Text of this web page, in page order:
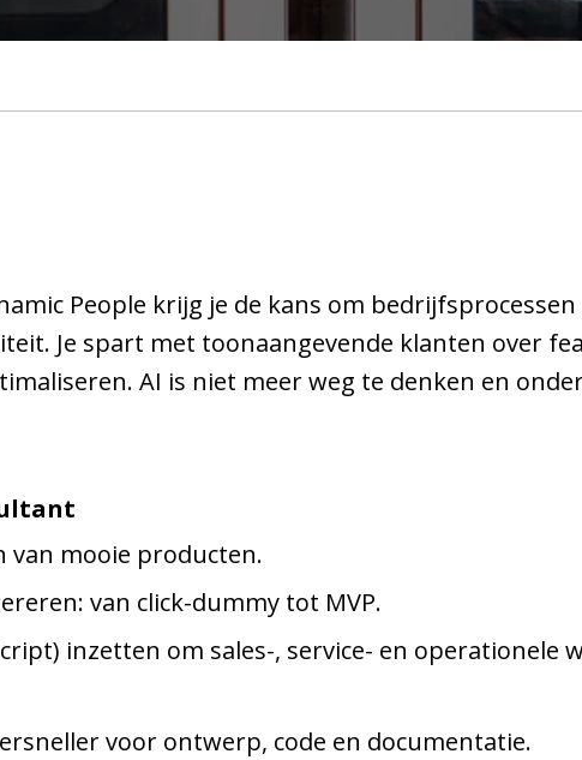
People krijg je de kans om
Je spart met toonaangevende klanten over
AI is niet meer weg te denken en
van mooie producten.
van click-dummy tot MVP.
inzetten om sales-, service- en operationele
voor ontwerp, code en documentatie.